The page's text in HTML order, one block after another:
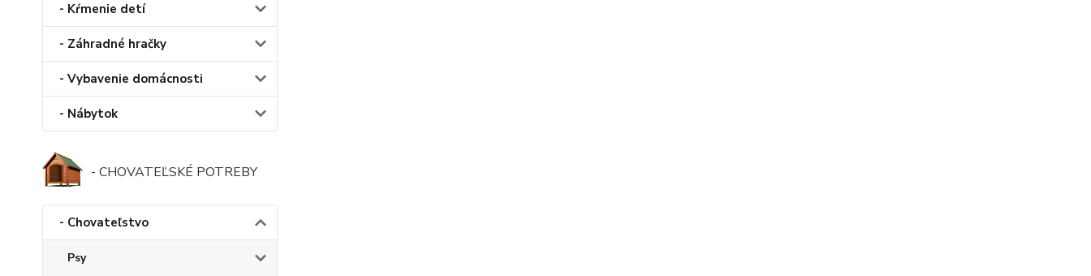
- Kŕmenie detí
- Záhradné hračky
- Vybavenie domácnosti
- Nábytok
- CHOVATEĽSKÉ POTREBY
- Chovateľstvo
Psy